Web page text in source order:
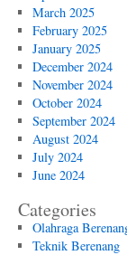
March 2025
February 2025
January 2025
December 2024
November 2024
October 2024
September 2024
August 2024
July 2024
June 2024
Categories
Olahraga
Teknik Berenang